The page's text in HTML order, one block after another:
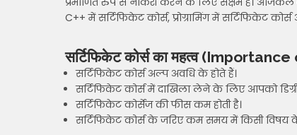
C++ में सर्टिफिकेट कोर्स, प्रोग्रामिंग में सर्टिफिकेट कोर्स
सर्टिफिकेट कोर्स का महत्व
सर्टिफिकेट कोर्स अल्प अवधि के होते हैं।
सर्टिफिकेट कोर्स में दाखिला लेने के लिए आपको
सर्टिफिकेट कोर्सेज की फीस कम होती है।
सर्टिफिकेट कोर्स के जरिए कम समय में किसी विषय